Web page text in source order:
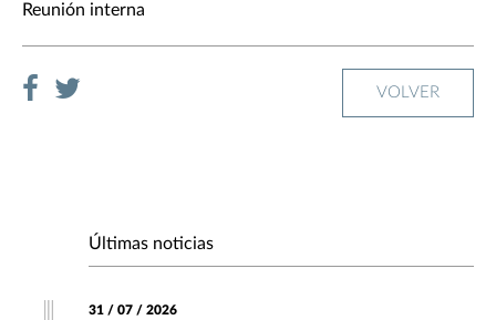
Reunión interna
VOLVER
Últimas noticias
31 / 07 / 2026